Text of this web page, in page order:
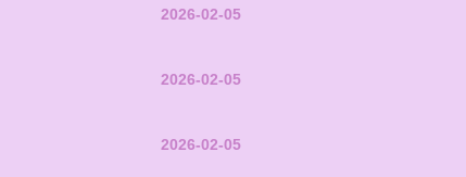
2026-02-05
2026-02-05
2026-02-05